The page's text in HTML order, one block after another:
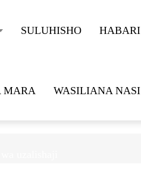
SULUHISHO HABARI
MARA WASILIANA NASI